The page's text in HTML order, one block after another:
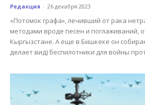
Редакция - 26 декабря 2023
«Потомок графа», лечивший от рака
методами вроде песен и поглаживаний,
Кыргызстане. А еще в Бишкеке он
делает вид) беспилотники для войны